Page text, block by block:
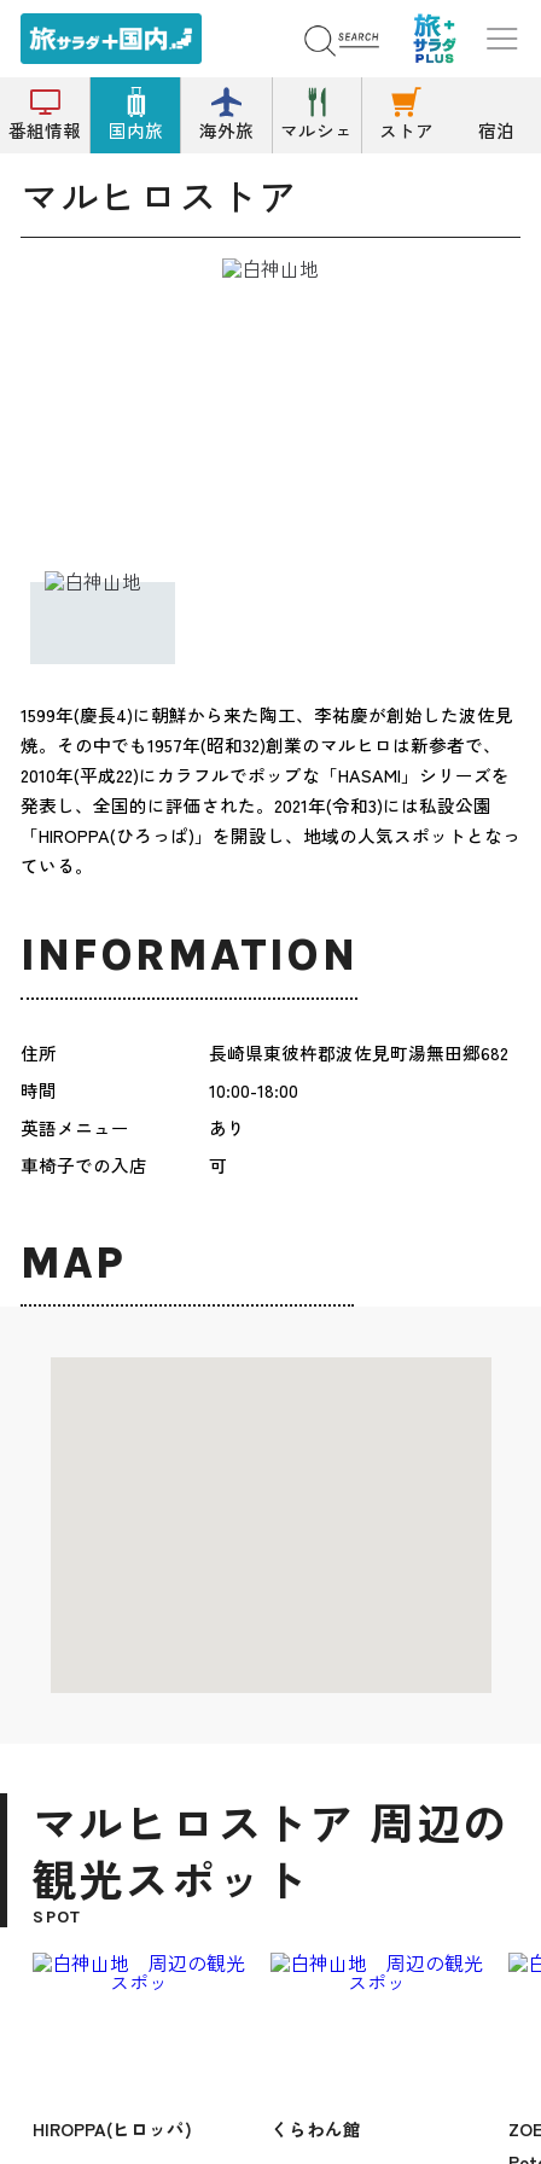
番組情報 国内旅 海外旅 マルシェ ストア 宿泊
トップ 日用品雑貨店 マルヒロストア
マルヒロストア
1599年(慶長4)に朝鮮から来た陶工、李祐慶が創始した波佐見
焼。その中でも1957年(昭和32)創業のマルヒロは新参者で、
2010年(平成22)にカラフルでポップな「HASAMI」シリーズを
発表し、全国的に評価された。2021年(令和3)には私設公園
「HIROPPA(ひろっぱ)」を開設し、地域の人気スポットとなっ
ている。
INFORMATION
住所
長崎県東彼杵郡波佐見町湯無田郷682
時間
10:00-18:00
英語メニュー
あり
車椅子での入店
可
MAP
マルヒロストア 周辺の
観光スポット
SPOT
HIROPPA(ヒロッパ) くらわん館